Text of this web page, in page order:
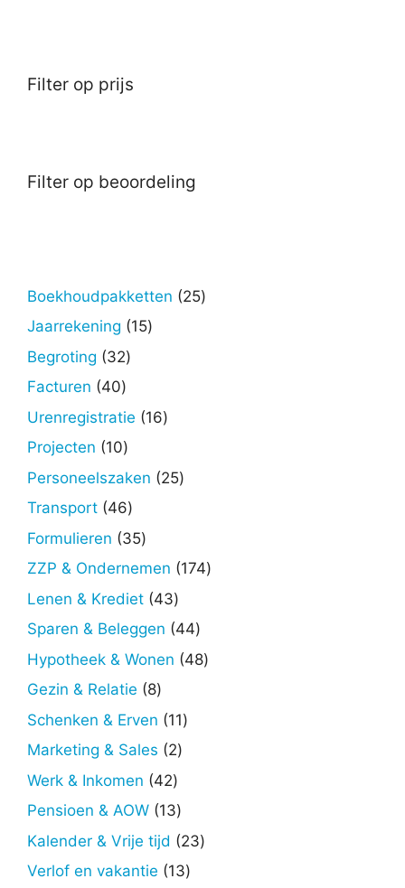
Filter op prijs
Filter op beoordeling
Boekhoudpakketten 2525
Jaarrekening 1515
Begroting 3232
Facturen 4040
producten
Urenregistratie 1616
Projecten 1010
producten
Personeelszaken 2525
Transport 4646
producten
Formulieren 3535
producten
ZZP & Ondernemen 174174
Lenen & Krediet 4343
producten
Sparen & Beleggen 4444
producten
Hypotheek & Wonen 4848
Gezin & Relatie 88
producten
Schenken & Erven 1111
Marketing & Sales 22
Werk & Inkomen 4242
producten
Pensioen & AOW 1313
producten
Kalender & Vrije tijd 2323
Verlof en vakantie 1313